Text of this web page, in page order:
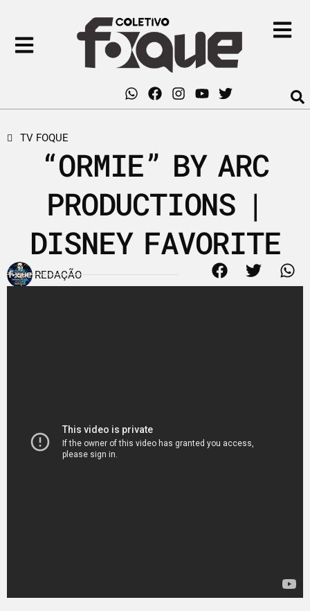
TV FOQUE
“ORMIE” BY ARC
PRODUCTIONS |
DISNEY FAVORITE
REDAÇÃO